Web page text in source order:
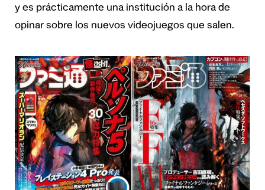
y es prácticamente una institución a la hora de
opinar sobre los nuevos videojuegos que salen.